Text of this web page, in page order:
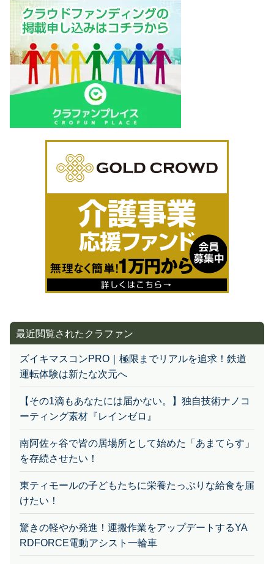
最近閲覧されたクラファン
ズイキマスコンPRO｜極限までリアルを追求！鉄道
運転体験は新たな次元へ
【その1滴もあなたには届かない。】独自技術ナノコ
ーティング素材『レインゼロ』
南阿佐ヶ谷で皆の居場所として始めた「あまてらす」
を存続させたい！
東ティモールの子どもたちに栄養たっぷりな給食を届
けたい！
驚きの軽やか発進！運搬作業をアップデートするYA
RDFORCE電動アシスト一輪車